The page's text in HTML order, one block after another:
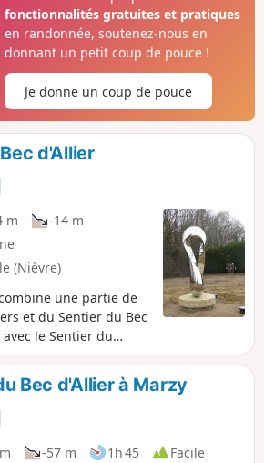
fonctionnalités gratuites et pratiques
en randonnée, soutenez-nous en
donnant un petit coup de pouce !
Je donne un coup de pouce
d'Allier
m
-14 m
(Nièvre)
une partie de
et du Sentier du Bec
le Sentier du
Panneaux
le Bec d'Allier,
puis depuis la rive
double traversée du
Bec d'Allier à Marzy
-57 m 1h 45
Facile